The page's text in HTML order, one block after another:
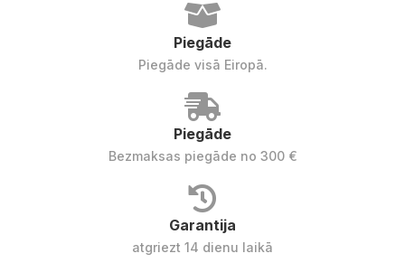
Piegāde
Piegāde visā Eiropā.
Piegāde
Bezmaksas piegāde no 300 €
Garantija
atgriezt 14 dienu laikā